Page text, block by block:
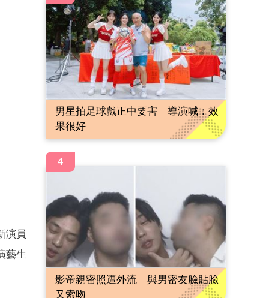
演員
藝生
男星拍足球戲正中要害 導演喊：效
果很好
4
影帝親密照遭外流 與男密友臉貼臉
又索吻